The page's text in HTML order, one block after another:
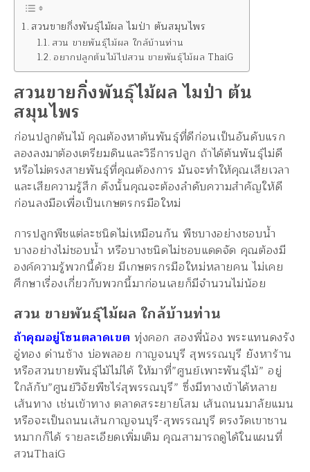
สวนขายกิ่งพันธุ์ไม้ผล ไมป่า ต้นสมุนไพร
สวน ขายพันธุ์ไม้ผล ใกล้บ้านท่าน
อยากปลูกต้นไม้ไปสวน ขายพันธุ์ไม้ผล ThaiG
สวนขายกิ่งพันธุ์ไม้ผล ไมป่า ต้น
สมุนไพร
ก่อนปลูกต้นไม้ คุณต้องหาต้นพันธุ์ที่ดีก่อนเป็นอันดับแรก
ลองลงมาต้องเตรียมดินและวิธีการปลูก ถ้าได้ต้นพันธุ์ไม่ดี
หรือไม่ตรงสายพันธุ์ที่คุณต้องการ มันจะทำให้คุณเสียเวลา
และเสียความรู้สึก ดังนั้นคุณจะต้องลำดับความสำคัญให้ดี
ก่อนลงมือเพื่อเป็นเกษตรกรมือใหม่
การปลูกพืชแต่ละชนิดไม่เหมือนกัน พืชบางอย่างชอบน้ำ
บางอย่างไม่ชอบน้ำ หรือบางชนิดไม่ชอบแดดจัด คุณต้องมี
องค์ความรู้พวกนี้ด้วย มีเกษตรกรมือใหม่หลายคน ไม่เคย
ศึกษาเรื่องเกี่ยวกับพวกนี้มาก่อนเลยก็มีจำนวนไม่น้อย
สวน ขายพันธุ์ไม้ผล ใกล้บ้านท่าน
ถ้าคุณอยู่โซนตลาดเขต ทุ่งคอก สองพี่น้อง พระแทนดงรัง
อู่ทอง ด่านช้าง บ่อพลอย กาญจนบุรี สุพรรณบุรี ยังหาร้าน
หรือสวนขายพันธุ์ไม้ไม่ได้ ให้มาที่”ศูนย์เพาะพันธุ์ไม้” อยู่
ใกล้กับ”ศูนย์วิจัยพืชไร่สุพรรณบุรี” ซึ่งมีทางเข้าได้หลาย
เส้นทาง เช่นเข้าทาง ตลาดสระยายโสม เส้นถนนมาลัยแมน
หรือจะเป็นถนนเส้นกาญจนบุรี-สุพรรณบุรี ตรงวัดเขาชาน
หมากก็ได้ รายละเอียดเพิ่มเติม คุณสามารถดูได้ในแผนที่
สวนThaiG